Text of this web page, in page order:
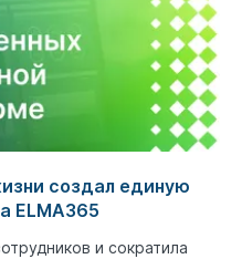
создал единую
ELMA365
и сократила